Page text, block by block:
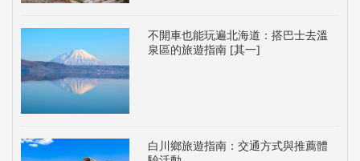
不開車也能玩遍北海道：搭巴士去溫
泉區的旅遊指南 [其一]
白川鄉旅遊指南：交通方式與推薦體